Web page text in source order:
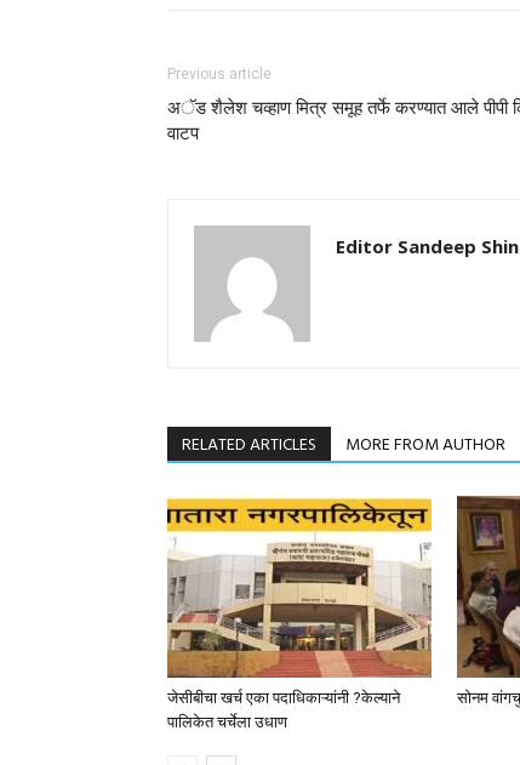
Previous article
अॅड शैलेश चव्हाण मित्र समूह तर्फे करण्यात आले पीपी
वाटप
Editor Sandeep
RELATED ARTICLES MORE FROM AUTHOR
जेसीबीचा खर्च एका पदाधिकाऱ्यांनी ?केल्याने
पालिकेत चर्चेला उधाण
सोनम